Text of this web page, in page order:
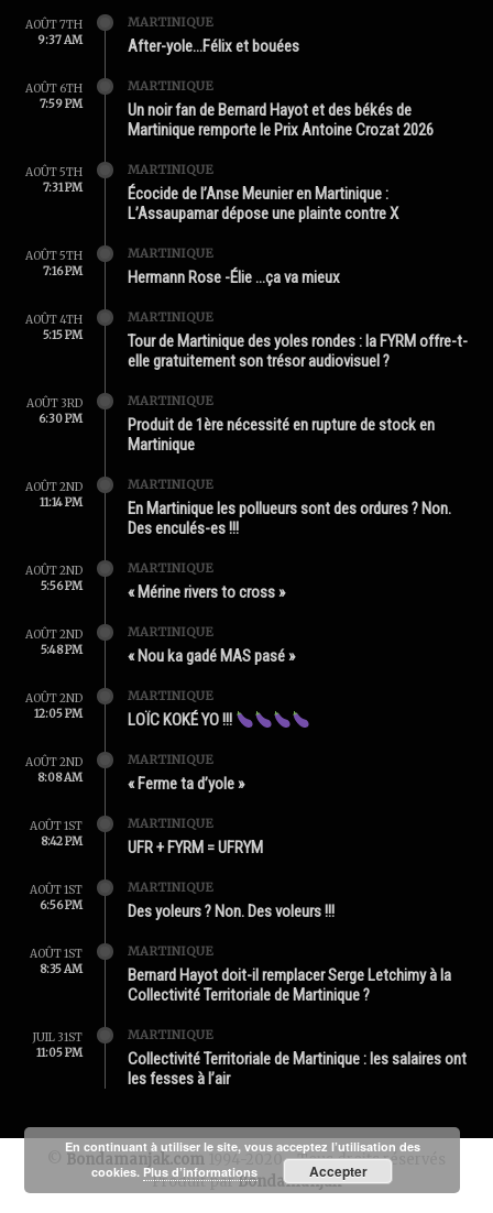
AOÛT 7TH
9:37 AM
MARTINIQUE
After-yole…Félix et bouées
AOÛT 6TH
7:59 PM
MARTINIQUE
Un noir fan de Bernard Hayot et des békés de
Martinique remporte le Prix Antoine Crozat 2026
AOÛT 5TH
7:31 PM
MARTINIQUE
Écocide de l’Anse Meunier en Martinique :
L’Assaupamar dépose une plainte contre X
AOÛT 5TH
7:16 PM
MARTINIQUE
Hermann Rose -Élie …ça va mieux
AOÛT 4TH
5:15 PM
MARTINIQUE
Tour de Martinique des yoles rondes : la FYRM offre-t-
elle gratuitement son trésor audiovisuel ?
AOÛT 3RD
6:30 PM
MARTINIQUE
Produit de 1ère nécessité en rupture de stock en
Martinique
AOÛT 2ND
11:14 PM
MARTINIQUE
En Martinique les pollueurs sont des ordures ? Non.
Des enculés-es !!!
AOÛT 2ND
5:56 PM
MARTINIQUE
« Mérine rivers to cross »
AOÛT 2ND
5:48 PM
MARTINIQUE
« Nou ka gadé MAS pasé »
AOÛT 2ND
12:05 PM
MARTINIQUE
LOÏC KOKÉ YO !!!
AOÛT 2ND
8:08 AM
MARTINIQUE
« Ferme ta d’yole »
AOÛT 1ST
8:42 PM
MARTINIQUE
UFR + FYRM = UFRYM
AOÛT 1ST
6:56 PM
MARTINIQUE
Des yoleurs ? Non. Des voleurs !!!
AOÛT 1ST
8:35 AM
MARTINIQUE
Bernard Hayot doit-il remplacer Serge Letchimy à la
Collectivité Territoriale de Martinique ?
JUIL 31ST
11:05 PM
MARTINIQUE
Collectivité Territoriale de Martinique : les salaires ont
les fesses à l’air
Bondamanjak.com 1994-2020 - Tous droits réservés
Produit parBondamanjak
En continuant à utiliser le site, vous acceptez l’utilisation des
cookies. Plus d’informations Accepter